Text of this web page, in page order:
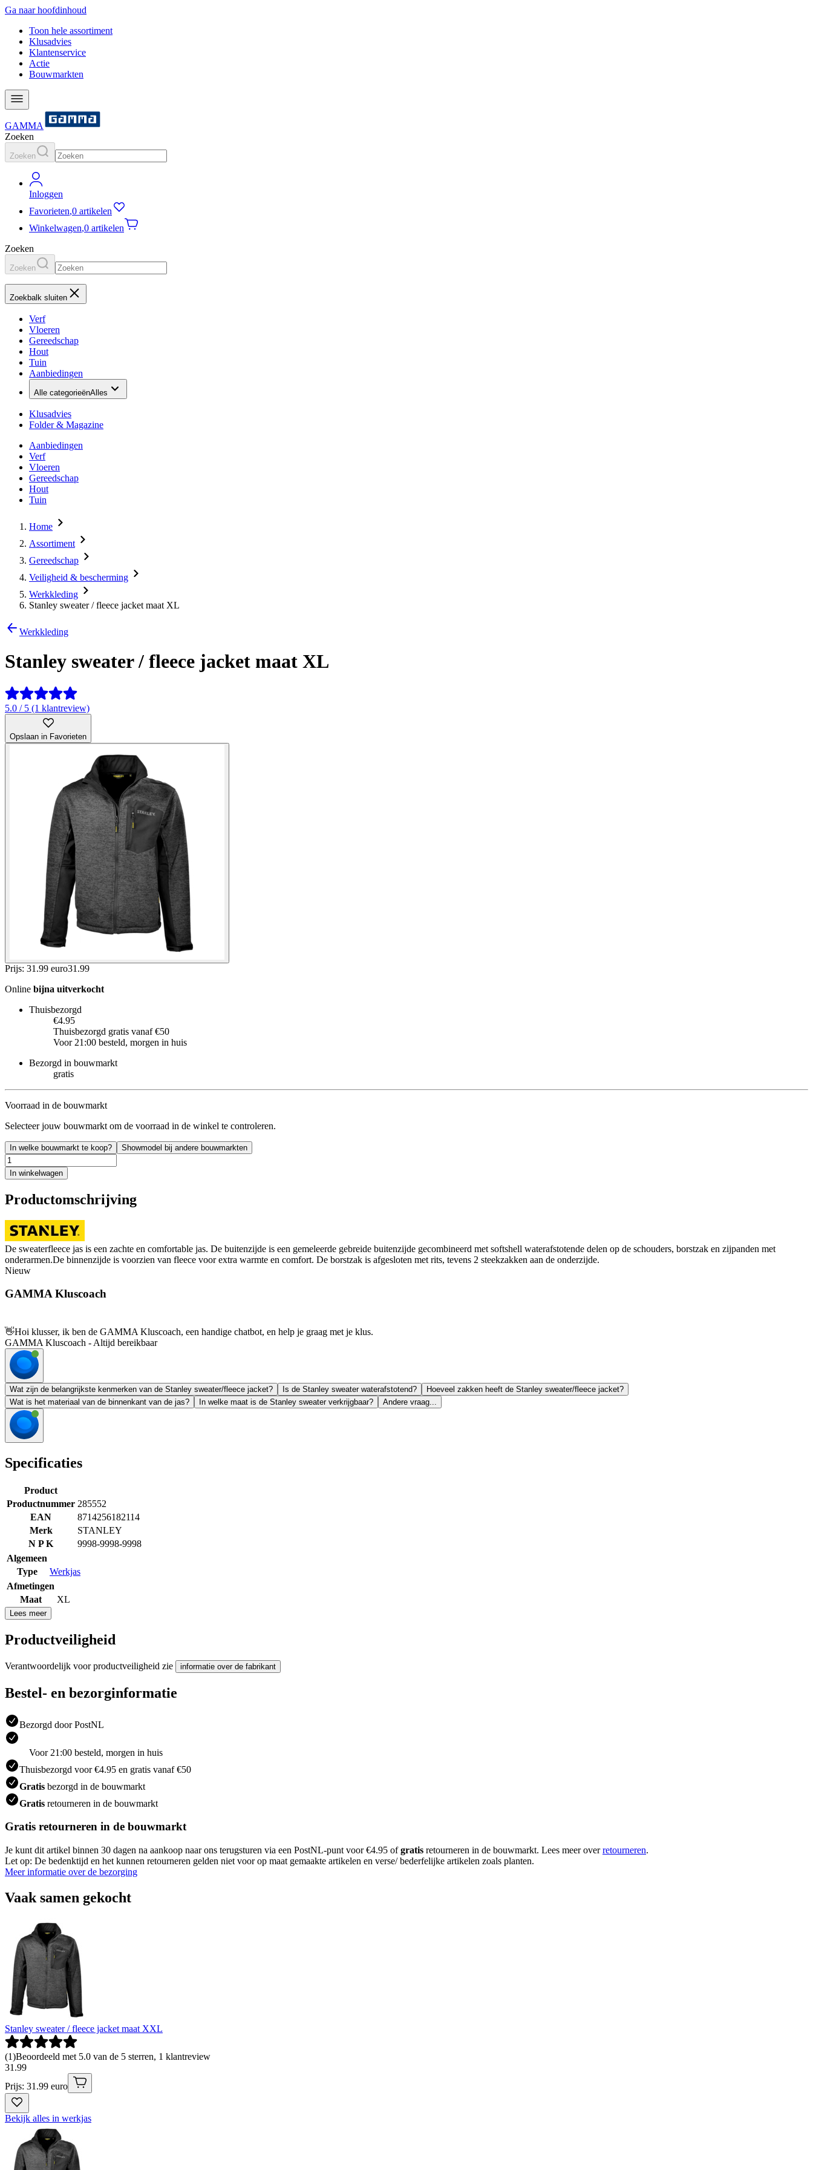
Ga naar hoofdinhoud
Toon hele assortiment
Klusadvies
Klantenservice
Actie
Bouwmarkten
GAMMA
Zoeken
Zoeken
Inloggen
Favorieten,0 artikelen
Winkelwagen,0 artikelen
Zoeken
Zoeken
Zoekbalk sluiten
Verf
Vloeren
Gereedschap
Hout
Tuin
Aanbiedingen
Alle categorieënAlles
Klusadvies
Folder & Magazine
Aanbiedingen
Verf
Vloeren
Gereedschap
Hout
Tuin
Home
Assortiment
Gereedschap
Veiligheid & bescherming
Werkkleding
Stanley sweater / fleece jacket maat XL
Werkkleding
Stanley sweater / fleece jacket maat XL
5.0 / 5 (1 klantreview)
Opslaan in Favorieten
Prijs: 31.99 euro31 .99
Online bijna uitverkocht
Thuisbezorgd
€4.95
Thuisbezorgd gratis vanaf €50
Voor 21:00 besteld, morgen in huis
Bezorgd in bouwmarkt
gratis
Voorraad in de bouwmarkt
Selecteer jouw bouwmarkt om de voorraad in de winkel te controleren.
In welke bouwmarkt te koop? Showmodel bij andere bouwmarkten
In winkelwagen
Productomschrijving
De sweaterfleece jas is een zachte en comfortable jas. De buitenzijde is een gemeleerde gebreide buitenzijde gecombineerd met softshell waterafstotende delen op de schouders, borstzak en zijpanden met
onderarmen.De binnenzijde is voorzien van fleece voor extra warmte en comfort. De borstzak is afgesloten met rits, tevens 2 steekzakken aan de onderzijde.
Nieuw
GAMMA Kluscoach
👋Hoi klusser, ik ben de GAMMA Kluscoach, een handige chatbot, en help je graag met je klus.
GAMMA Kluscoach - Altijd bereikbaar
Wat zijn de belangrijkste kenmerken van de Stanley sweater/fleece jacket? Is de Stanley sweater waterafstotend?
Hoeveel zakken heeft de Stanley sweater/fleece jacket?
Wat is het materiaal van de binnenkant van de jas?
In welke maat is de Stanley sweater verkrijgbaar? Andere vraag...
Specificaties
Product
Productnummer 285552
EAN
8714256182114
Merk
STANLEY
N P K
9998-9998-9998
Algemeen
Type
Werkjas
Afmetingen
Maat
XL
Lees meer
Productveiligheid
Verantwoordelijk voor productveiligheid zie informatie over de fabrikant
Bestel- en bezorginformatie
Bezorgd door PostNL
Voor 21:00 besteld, morgen in huis
Thuisbezorgd voor €4.95 en gratis vanaf €50
Gratis bezorgd in de bouwmarkt
Gratis retourneren in de bouwmarkt
Gratis retourneren in de bouwmarkt
Je kunt dit artikel binnen 30 dagen na aankoop naar ons terugsturen via een PostNL-punt voor €4.95 ofgratis retourneren in de bouwmarkt. Lees meer overretourneren.
Let op: De bedenktijd en het kunnen retourneren gelden niet voor op maat gemaakte artikelen en verse/ bederfelijke artikelen zoals planten.
Meer informatie over de bezorging
Vaak samen gekocht
Stanley sweater / fleece jacket maat XXL
(1)Beoordeeld met 5.0 van de 5 sterren, 1 klantreview
31 .99
Prijs: 31.99 euro
Bekijk alles in werkjas